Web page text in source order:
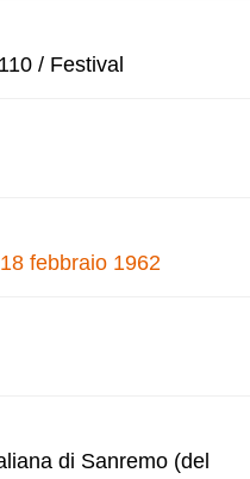
/ Festival
febbraio 1962
di Sanremo (del